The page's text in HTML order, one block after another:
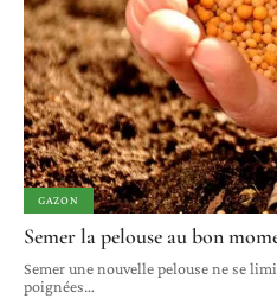
GAZON
Semer la pelouse au bon
Semer une nouvelle pelouse ne se
poignées…